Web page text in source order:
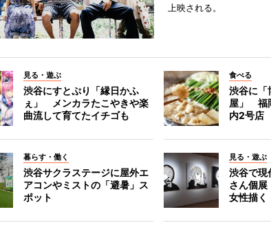
上映される。
見る・遊ぶ
渋谷にすとぷり「縁日かふ
ぇ」 メンカラたこやきや楽
曲流して育てたイチゴも
食べる
渋谷に「
屋」 福
内2号店
暮らす・働く
渋谷サクラステージに屋外エ
アコンやミストの「避暑」ス
ポット
見る・遊ぶ
渋谷で現
さん個
女性描く